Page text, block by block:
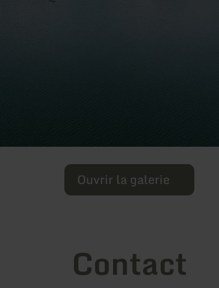
Ouvrir la galerie
Contact